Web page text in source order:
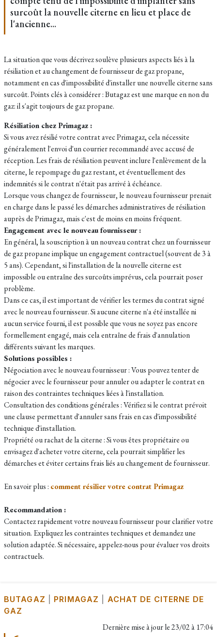
surcoût la nouvelle citerne en lieu et place de
l'ancienne...
La situation que vous décrivez soulève plusieurs aspects liés à la
résiliation et au changement de fournisseur de gaz propane,
notamment en cas d'impossibilité d'installer une nouvelle citerne sans
surcoût. Points clés à considérer : Butagaz est une marque en non du
gaz: il s'agit toujours de gaz propane.​
Résiliation chez Primagaz :
Si vous avez résilié votre contrat avec Primagaz, cela nécessite
généralement l'envoi d'un courrier recommandé avec accusé de
réception. Les frais de résiliation peuvent inclure l'enlèvement de la
citerne, le repompage du gaz restant, et éventuellement des
indemnités si le contrat n'était pas arrivé à échéance.
Lorsque vous changez de fournisseur, le nouveau fournisseur prenait
en charge dans le passé les démarches administratives de résiliation
auprès de Primagaz, mais c'est de moins en moins fréquent.
Engagement avec le nouveau fournisseur :
En général, la souscription à un nouveau contrat chez un fournisseur
de gaz propane implique un engagement contractuel (souvent de 3 à
5 ans). Cependant, si l'installation de la nouvelle citerne est
impossible ou entraîne des surcoûts imprévus, cela pourrait poser
problème.
Dans ce cas, il est important de vérifier les termes du contrat signé
avec le nouveau fournisseur. Si aucune citerne n'a été installée ni
aucun service fourni, il est possible que vous ne soyez pas encore
formellement engagé, mais cela entraîne de frais d'annulation
différents suivant les marques.
Solutions possibles :
Négociation avec le nouveau fournisseur : Vous pouvez tenter de
négocier avec le fournisseur pour annuler ou adapter le contrat en
raison des contraintes techniques liées à l'installation.
Consultation des conditions générales : Vérifiez si le contrat prévoit
une clause permettant d'annuler sans frais en cas d'impossibilité
technique d'installation.
Propriété ou rachat de la citerne : Si vous êtes propriétaire ou
envisagez d'acheter votre citerne, cela pourrait simplifier les
démarches et éviter certains frais liés au changement de fournisseur.
En savoir plus : comment résilier votre contrat Primagaz
Recommandation :
Contactez rapidement votre nouveau fournisseur pour clarifier votre
situation. Expliquez les contraintes techniques et demandez une
solution adaptée. Si nécessaire, appelez-nous pour évaluer vos droits
contractuels.
BUTAGAZ PRIMAGAZ
ACHAT DE CITERNE DE
GAZ
Dernière mise à jour le23/02 à 17:04